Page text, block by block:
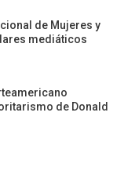
de Mujeres y
mediáticos
de Donald